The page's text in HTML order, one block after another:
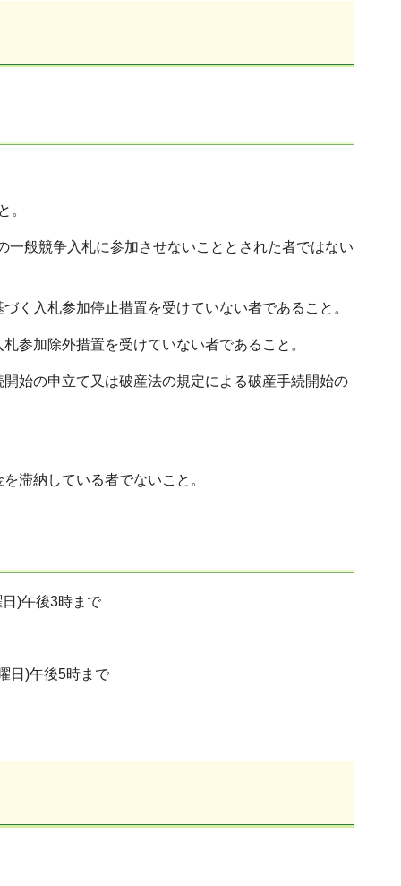
。
般競争入札に参加させないこととされた者ではない
く入札参加停止措置を受けていない者であること。
参加除外措置を受けていない者であること。
始の申立て又は破産法の規定による破産手続開始の
滞納している者でないこと。
)午後3時まで
日)午後5時まで